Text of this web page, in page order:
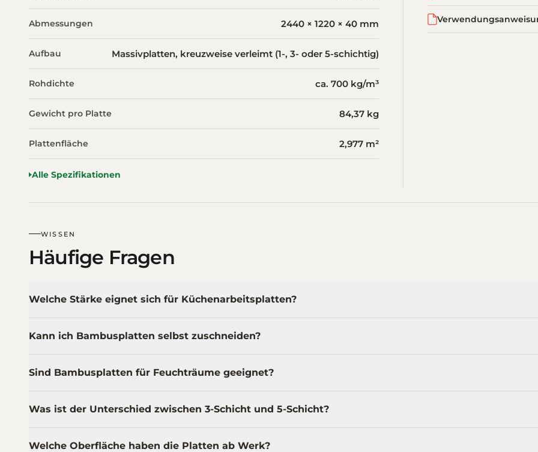
Abmessungen 2440 × 1220 × 40 mm
Aufbau Massivplatten, kreuzweise verleimt (1-, 3- oder 5-schichtig)
Rohdichte ca. 700 kg/m³
Gewicht pro Platte 84,37 kg
Plattenfläche 2,977 m²
Alle Spezifikationen
WISSEN
Häufige Fragen
Welche Stärke eignet sich für Küchenarbeitsplatten?
Kann ich Bambusplatten selbst zuschneiden?
Sind Bambusplatten für Feuchträume geeignet?
Was ist der Unterschied zwischen 3-Schicht und 5-Schicht?
Welche Oberfläche haben die Platten ab Werk?